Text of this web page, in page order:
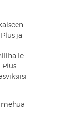
ja
Plus-